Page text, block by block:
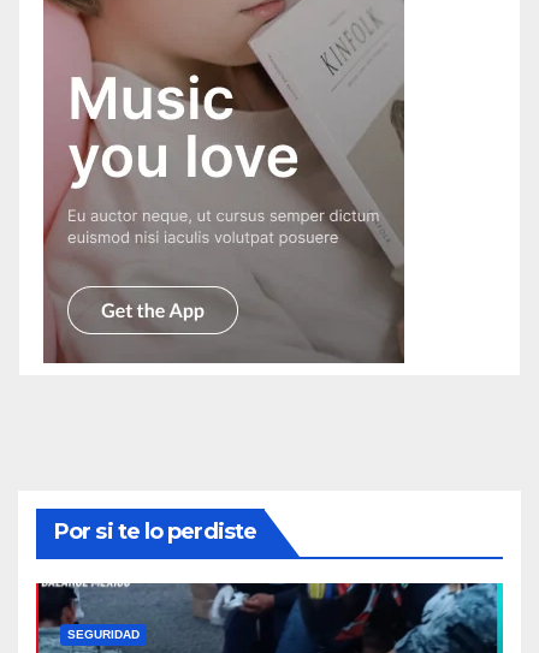
Por si te lo perdiste
SEGURIDAD